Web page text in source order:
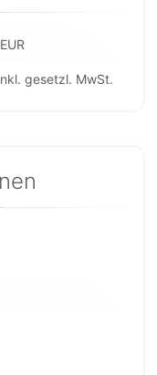
gesetzl. MwSt.